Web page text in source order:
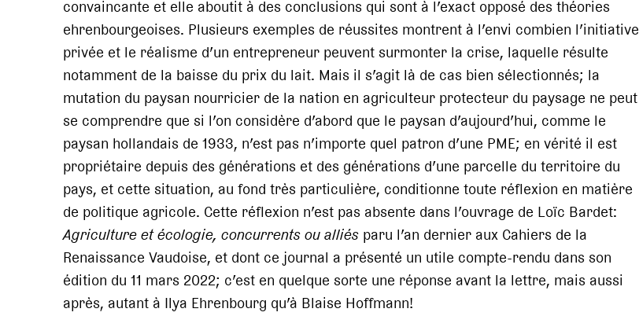
convaincante et elle aboutit à des conclusions qui sont à l’exact opposé des théories
ehrenbourgeoises. Plusieurs exemples de réussites montrent à l’envi combien l’initiative
privée et le réalisme d’un entrepreneur peuvent surmonter la crise, laquelle résulte
notamment de la baisse du prix du lait. Mais il s’agit là de cas bien sélectionnés; la
mutation du paysan nourricier de la nation en agriculteur protecteur du paysage ne peut
se comprendre que si l’on considère d’abord que le paysan d’aujourd’hui, comme le
paysan hollandais de 1933, n’est pas n’importe quel patron d’une PME; en vérité il est
propriétaire depuis des générations et des générations d’une parcelle du territoire du
pays, et cette situation, au fond très particulière, conditionne toute réflexion en matière
de politique agricole. Cette réflexion n’est pas absente dans l’ouvrage de Loïc Bardet:
Agriculture et écologie, concurrents ou alliés paru l’an dernier aux Cahiers de la
Renaissance Vaudoise, et dont ce journal a présenté un utile compte-rendu dans son
édition du 11 mars 2022; c’est en quelque sorte une réponse avant la lettre, mais aussi
après, autant à Ilya Ehrenbourg qu’à Blaise Hoffmann!